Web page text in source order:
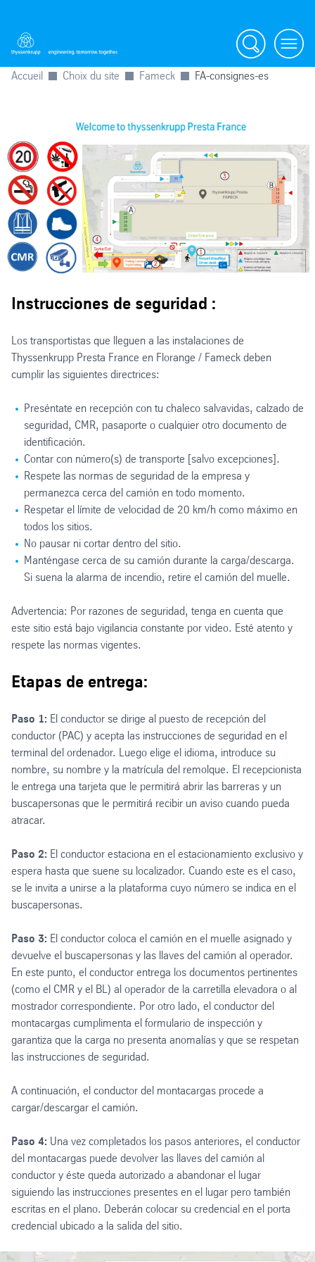
Search Menu
Accueil Choix du site Fameck FA-consignes-es
Instrucciones de seguridad :
Los transportistas que lleguen a las instalaciones de
Thyssenkrupp Presta France en Florange / Fameck deben
cumplir las siguientes directrices:
Preséntate en recepción con tu chaleco salvavidas, calzado de
seguridad, CMR, pasaporte o cualquier otro documento de
identificación.
Contar con número(s) de transporte [salvo excepciones].
Respete las normas de seguridad de la empresa y
permanezca cerca del camión en todo momento.
Respetar el límite de velocidad de 20 km/h como máximo en
todos los sitios.
No pausar ni cortar dentro del sitio.
Manténgase cerca de su camión durante la carga/descarga.
Si suena la alarma de incendio, retire el camión del muelle.
Advertencia: Por razones de seguridad, tenga en cuenta que
este sitio está bajo vigilancia constante por video. Esté atento y
respete las normas vigentes.
Etapas de entrega:
Paso 1: El conductor se dirige al puesto de recepción del
conductor (PAC) y acepta las instrucciones de seguridad en el
terminal del ordenador. Luego elige el idioma, introduce su
nombre, su nombre y la matrícula del remolque. El recepcionista
le entrega una tarjeta que le permitirá abrir las barreras y un
buscapersonas que le permitirá recibir un aviso cuando pueda
atracar.
Paso 2: El conductor estaciona en el estacionamiento exclusivo y
espera hasta que suene su localizador. Cuando este es el caso,
se le invita a unirse a la plataforma cuyo número se indica en el
buscapersonas.
Paso 3: El conductor coloca el camión en el muelle asignado y
devuelve el buscapersonas y las llaves del camión al operador.
En este punto, el conductor entrega los documentos pertinentes
(como el CMR y el BL) al operador de la carretilla elevadora o al
mostrador correspondiente. Por otro lado, el conductor del
montacargas cumplimenta el formulario de inspección y
garantiza que la carga no presenta anomalías y que se respetan
las instrucciones de seguridad.
A continuación, el conductor del montacargas procede a
cargar/descargar el camión.
Paso 4: Una vez completados los pasos anteriores, el conductor
del montacargas puede devolver las llaves del camión al
conductor y éste queda autorizado a abandonar el lugar
siguiendo las instrucciones presentes en el lugar pero también
escritas en el plano. Deberán colocar su credencial en el porta
credencial ubicado a la salida del sitio.